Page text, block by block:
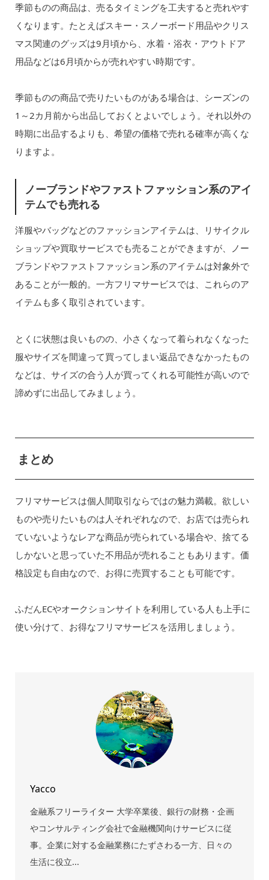
季節ものの商品は、売るタイミングを工夫すると売れやす
くなります。たとえばスキー・スノーボード用品やクリス
マス関連のグッズは9月頃から、水着・浴衣・アウトドア
用品などは6月頃からが売れやすい時期です。
季節ものの商品で売りたいものがある場合は、シーズンの
1～2カ月前から出品しておくとよいでしょう。それ以外の
時期に出品するよりも、希望の価格で売れる確率が高くな
りますよ。
ノーブランドやファストファッション系のアイ
テムでも売れる
洋服やバッグなどのファッションアイテムは、リサイクル
ショップや買取サービスでも売ることができますが、ノー
ブランドやファストファッション系のアイテムは対象外で
あることが一般的。一方フリマサービスでは、これらのア
イテムも多く取引されています。
とくに状態は良いものの、小さくなって着られなくなった
服やサイズを間違って買ってしまい返品できなかったもの
などは、サイズの合う人が買ってくれる可能性が高いので
諦めずに出品してみましょう。
まとめ
フリマサービスは個人間取引ならではの魅力満載。欲しい
ものや売りたいものは人それぞれなので、お店では売られ
ていないようなレアな商品が売られている場合や、捨てる
しかないと思っていた不用品が売れることもあります。価
格設定も自由なので、お得に売買することも可能です。
ふだんECやオークションサイトを利用している人も上手に
使い分けて、お得なフリマサービスを活用しましょう。
Yacco
金融系フリーライター 大学卒業後、銀行の財務・企画
やコンサルティング会社で金融機関向けサービスに従
事。企業に対する金融業務にたずさわる一方、日々の
生活に役立...